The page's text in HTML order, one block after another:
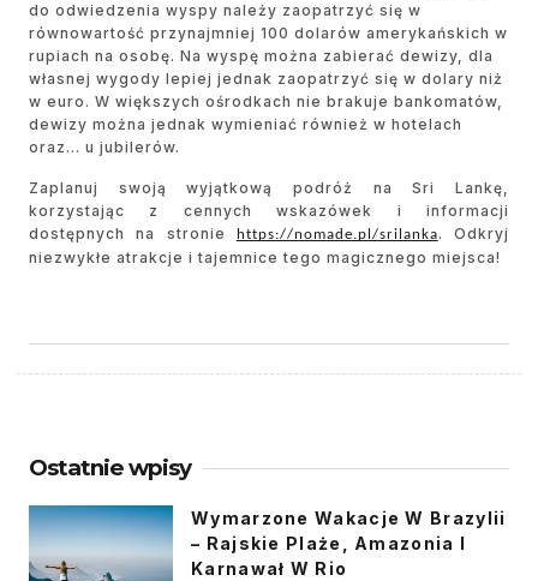
do odwiedzenia wyspy należy zaopatrzyć się w
równowartość przynajmniej 100 dolarów amerykańskich w
rupiach na osobę. Na wyspę można zabierać dewizy, dla
własnej wygody lepiej jednak zaopatrzyć się w dolary niż
w euro. W większych ośrodkach nie brakuje bankomatów,
dewizy można jednak wymieniać również w hotelach
oraz… u jubilerów.
Zaplanuj swoją wyjątkową podróż na Sri Lankę,
korzystając z cennych wskazówek i informacji
dostępnych na stronie
https://nomade.pl/srilanka. Odkryj
niezwykłe atrakcje i tajemnice tego magicznego miejsca!
Ostatnie wpisy
Wymarzone Wakacje W Brazylii
– Rajskie Plaże, Amazonia I
Karnawał W Rio